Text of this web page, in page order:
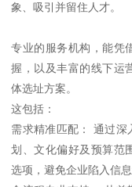
象、吸引并留住人才。
专业的服务机构，能凭
握，以及丰富的线下运
体选址方案。
这包括：
需求精准匹配： 通过深
划、文化偏好及预算范
选项，避免企业陷入信